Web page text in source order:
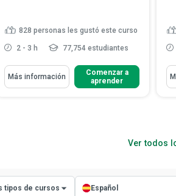
828 personas les gustó este curso
2 - 3 h 77,754 estudiantes
Aprenderás Cómo
Definir qué significa Red de Área
Más información
Comenzar a
aprender
Ver todos
tipos de cursos Español